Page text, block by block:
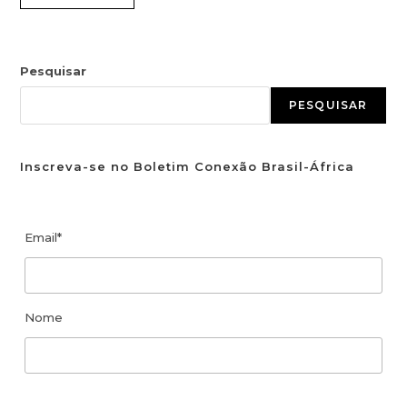
Pesquisar
PESQUISAR
Inscreva-se no Boletim Conexão Brasil-África
Email*
Nome